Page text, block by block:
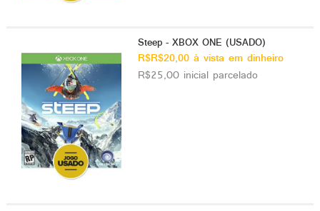
Steep - XBOX ONE (USADO)
R$R$20,00 à vista em dinheiro
R$25,00 inicial parcelado